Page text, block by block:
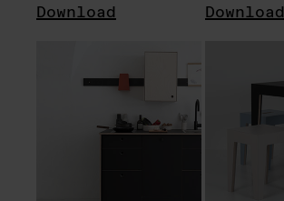
Download Download